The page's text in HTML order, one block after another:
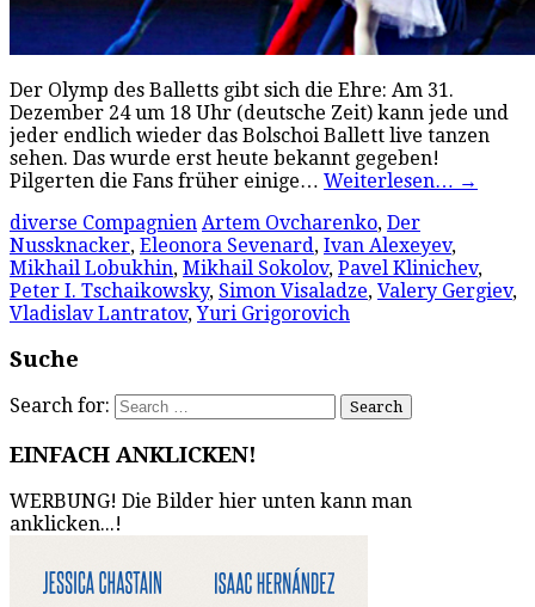
Der Olymp des Balletts gibt sich die Ehre: Am 31.
Dezember 24 um 18 Uhr (deutsche Zeit) kann jede und
jeder endlich wieder das Bolschoi Ballett live tanzen
sehen. Das wurde erst heute bekannt gegeben!
Pilgerten die Fans früher einige… Weiterlesen… →
diverse Compagnien Artem Ovcharenko, Der
Nussknacker, Eleonora Sevenard, Ivan Alexeyev,
Mikhail Lobukhin, Mikhail Sokolov, Pavel Klinichev,
Peter I. Tschaikowsky, Simon Visaladze, Valery Gergiev,
Vladislav Lantratov,Yuri Grigorovich
Suche
Search for:
EINFACH ANKLICKEN!
WERBUNG! Die Bilder hier unten kann man
anklicken...!